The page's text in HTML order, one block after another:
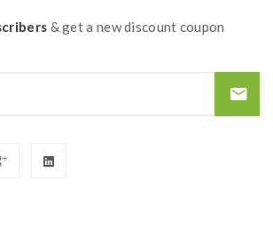
Pins 2x
& get a new discount coupon